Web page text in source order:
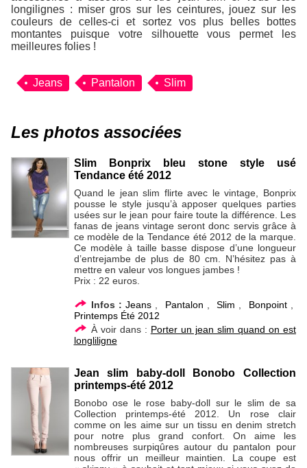
longilignes : miser gros sur les ceintures, jouez sur les
couleurs de celles-ci et sortez vos plus belles bottes
montantes puisque votre silhouette vous permet les
meilleures folies !
Jeans Pantalon Slim
Les photos associées
Slim Bonprix bleu stone style usé
Tendance été 2012
Quand le jean slim flirte avec le vintage, Bonprix
pousse le style jusqu’à apposer quelques parties
usées sur le jean pour faire toute la différence. Les
fanas de jeans vintage seront donc servis grâce à
ce modèle de la Tendance été 2012 de la marque.
Ce modèle à taille basse dispose d’une longueur
d’entrejambe de plus de 80 cm. N’hésitez pas à
mettre en valeur vos longues jambes !
Prix : 22 euros.
Infos : Jeans Pantalon ,Slim Bonpoint,
Printemps Été 2012
À voir dans : Porter un jean slim quand on est
longliligne
Jean slim baby-doll Bonobo Collection
printemps-été 2012
Bonobo ose le rose baby-doll sur le slim de sa
Collection printemps-été 2012. Un rose clair
comme on les aime sur un tissu en denim stretch
pour notre plus grand confort. On aime les
nombreuses surpiqûres autour du pantalon pour
nous offrir un meilleur maintien. La coupe est